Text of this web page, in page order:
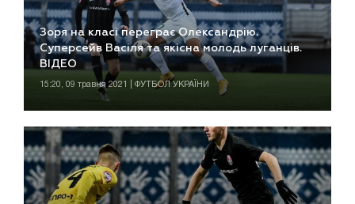
Зоря на класі переграє Олександрію.
Суперсейв Васіля та якісна молодь луганців.
ВІДЕО
15:20, 09 травня 2021 | ФУТБОЛ УКРАЇНИ